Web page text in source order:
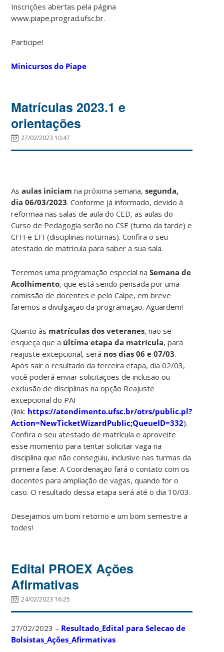
Inscrições abertas pela página
www.piape.prograd.ufsc.br.
Participe!
Minicursos do Piape
Matrículas 2023.1 e
orientações
27/02/2023 10:47
Asaulas iniciam na próxima semana,segunda,
dia 06/03/2023. Conforme já informado, devido à
reformaa nas salas de aula do CED, as aulas do
Curso de Pedagogia serão no CSE (turno da tarde) e
CFH e EFI (disciplinas noturnas). Confira o seu
atestado de matrícula para saber a sua sala.
Teremos uma programação especial naSemana de
Acolhimento, que está sendo pensada por uma
comissão de docentes e pelo Calpe, em breve
faremos a divulgação da programação. Aguardem!
Quanto às matrículas dos veteranes, não se
esqueça que a última etapa da matrícula, para
reajuste excepcional, será nos dias 06 e 07/03.
Após sair o resultado da terceira etapa, dia 02/03,
você poderá enviar solicitações de inclusão ou
exclusão de disciplinas na opção Reajuste
excepcional do PAI
(link: https://atendimento.ufsc.br/otrs/public.pl?
Action=NewTicketWizardPublic;QueueID=332).
Confira o seu atestado de matrícula e aproveite
esse momento para tentar solicitar vaga na
disciplina que não conseguiu, inclusive nas turmas da
primeira fase. A Coordenação fará o contato com os
docentes para ampliação de vagas, quando for o
caso. O resultado dessa etapa será até o dia 10/03.
Desejamos um bom retorno e um bom semestre a
todes!
Edital PROEX Ações
Afirmativas
24/02/2023 16:25
27/02/2023 – Resultado_Edital para Selecao de
Bolsistas_Ações_Afirmativas